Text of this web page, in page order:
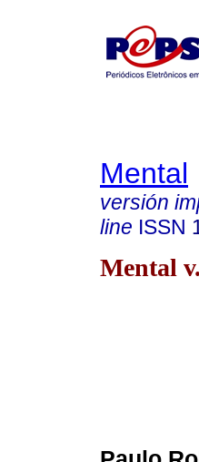
Mental
versión
line ISSN
Mental